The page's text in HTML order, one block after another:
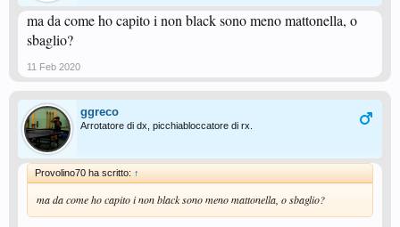
ma da come ho capito i non black sono meno mattonella, o
sbaglio?
11 Feb 2020
ggreco
Arrotatore di dx, picchiabloccatore di rx.
Provolino70 ha scritto: ↑
ma da come ho capito i non black sono meno mattonella, o sbaglio?